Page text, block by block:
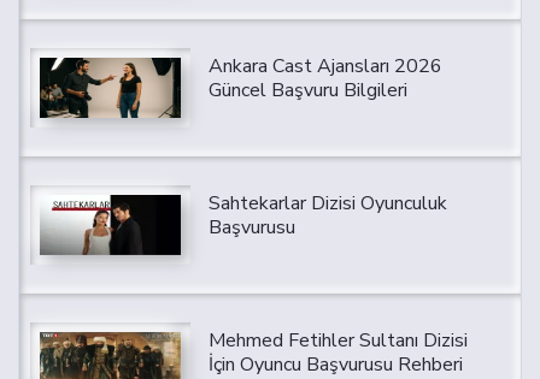
Ankara Cast Ajansları 2026
Güncel Başvuru Bilgileri
Sahtekarlar Dizisi Oyunculuk
Başvurusu
Mehmed Fetihler Sultanı Dizisi
İçin Oyuncu Başvurusu Rehberi